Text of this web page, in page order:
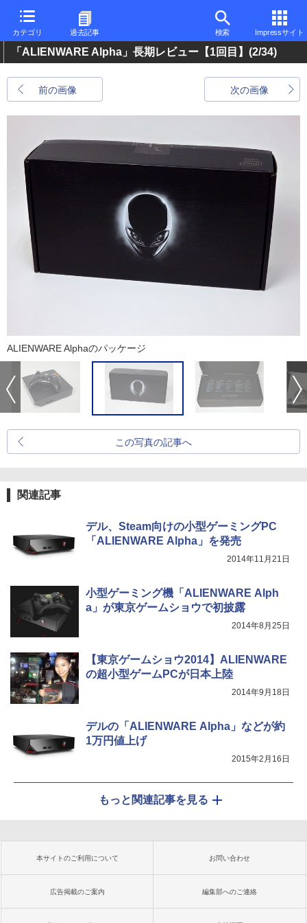
カテゴリ 過去記事 検索 Impressサイト
「ALIENWARE Alpha」長期レビュー【1回目】 (2/34)
前の画像 次の画像
ALIENWARE Alphaのパッケージ
この写真の記事へ
関連記事
デル、Steam向けの小型ゲーミングPC
「ALIENWARE Alpha」を発売
2014年11月21日
小型ゲーミング機「ALIENWARE Alph
a」が東京ゲームショウで初披露
2014年8月25日
【東京ゲームショウ2014】ALIENWARE
の超小型ゲームPCが日本上陸
2014年9月18日
デルの「ALIENWARE Alpha」などが約
1万円値上げ
2015年2月16日
もっと関連記事を見る
本サイトのご利用について お問い合わせ
広告掲載のご案内 編集部へのご連絡